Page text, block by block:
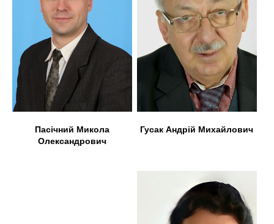
Пасічний Микола
Олександрович
Гусак Андрій Михайлович